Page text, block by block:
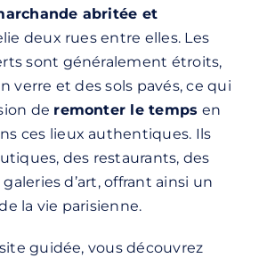
abritée et
deux rues entre elles. Les
sont généralement étroits,
verre et des sols pavés, ce qui
de remonter le temps en
ces lieux authentiques. Ils
des restaurants, des
galeries d’art, offrant ainsi un
la vie parisienne.
guidée, vous découvrez